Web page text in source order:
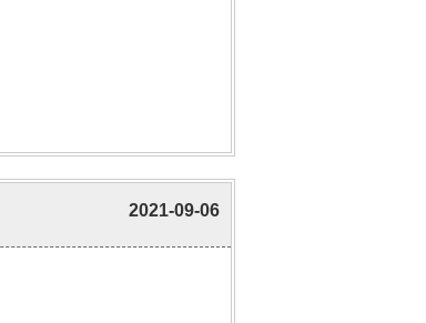
2021-09-06